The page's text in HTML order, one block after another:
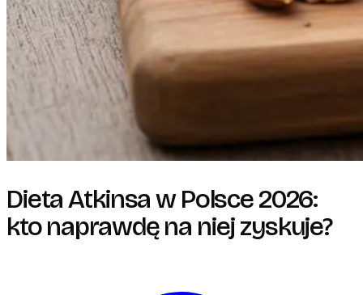
Dieta Atkinsa w Polsce 2026:
kto naprawdę na niej zyskuje?